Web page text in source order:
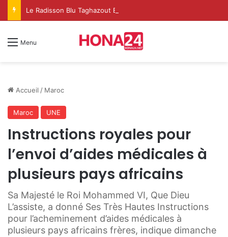
Menu
Accueil / Maroc
Maroc UNE
Instructions royales pour
l’envoi d’aides médicales à
plusieurs pays africains
Sa Majesté le Roi Mohammed VI, Que Dieu
L’assiste, a donné Ses Très Hautes Instructions
pour l’acheminement d’aides médicales à
plusieurs pays africains frères, indique dimanche